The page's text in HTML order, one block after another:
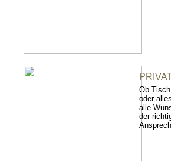
Ob
oder
alle
der